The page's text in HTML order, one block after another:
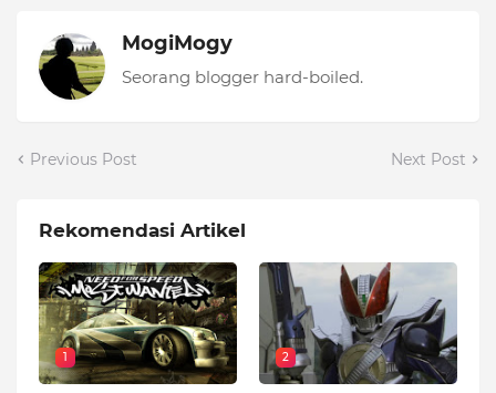
MogiMogy
Seorang blogger hard-boiled.
Previous Post Next Post
Rekomendasi Artikel
1 2